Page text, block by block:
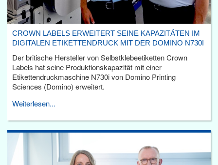
CROWN LABELS ERWEITERT SEINE KAPAZITÄTEN IM
DIGITALEN ETIKETTENDRUCK MIT DER DOMINO N730I
Der britische Hersteller von Selbstklebeetiketten Crown
Labels hat seine Produktionskapazität mit einer
Etikettendruckmaschine N730i von Domino Printing
Sciences (Domino) erweitert.
Weiterlesen...